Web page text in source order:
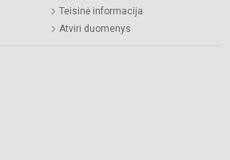
Teisinė informacija
Atviri duomenys